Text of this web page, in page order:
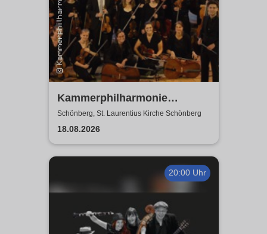
Kammerphilharmonie
Hamburg
Schönberg, St. Laurentius Kirche Schönberg
18.08.2026
20:00 Uhr